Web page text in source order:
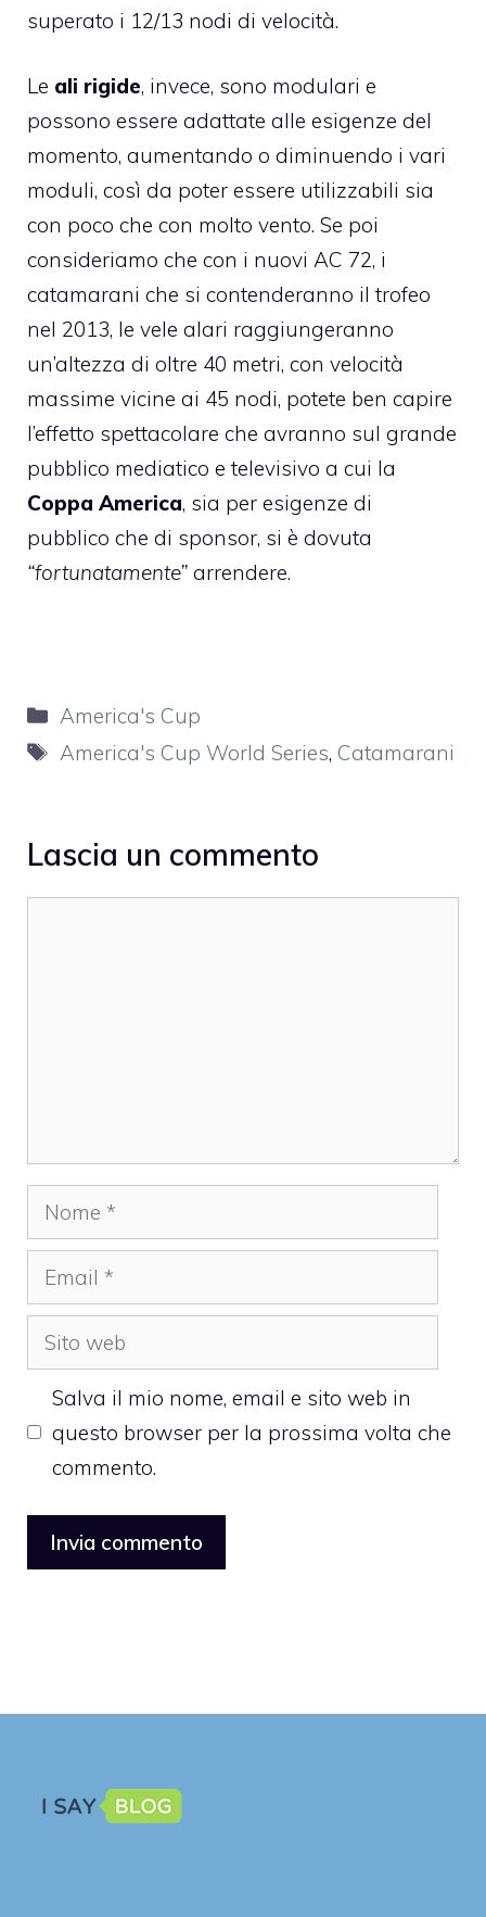
superato i 12/13 nodi di velocità.
Le ali rigide, invece, sono modulari e
possono essere adattate alle esigenze del
momento, aumentando o diminuendo i vari
moduli, così da poter essere utilizzabili sia
con poco che con molto vento. Se poi
consideriamo che con i nuovi AC 72, i
catamarani che si contenderanno il trofeo
nel 2013, le vele alari raggiungeranno
un’altezza di oltre 40 metri, con velocità
massime vicine ai 45 nodi, potete ben capire
l’effetto spettacolare che avranno sul grande
pubblico mediatico e televisivo a cui la
Coppa America, sia per esigenze di
pubblico che di sponsor, si è dovuta
“fortunatamente” arrendere.
Categorie
America's Cup
Tag
America's Cup World Series, Catamarani
Lascia un commento
Nome
Email
Sito
web
Salva il mio nome, email e sito web in
questo browser per la prossima volta che
commento.